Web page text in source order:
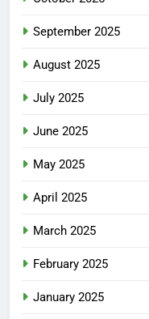
September 2025
August 2025
July 2025
June 2025
May 2025
April 2025
March 2025
February 2025
January 2025